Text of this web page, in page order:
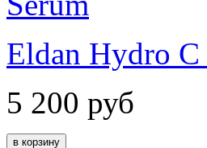
Eldan Hydro
5 200 руб